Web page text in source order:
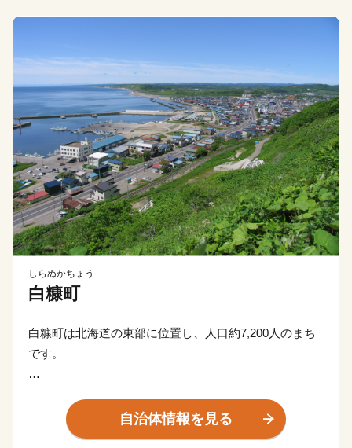
しらぬかちょう
白糠町
白糠町は北海道の東部に位置し、人口約7,200人のまち
です。
り、１年を通じて様々な海産物が獲れるもので、特にし
しゃもや毛がに、柳だこ、鮭、つぶ貝は築地市場を始め
自治体情報を見る